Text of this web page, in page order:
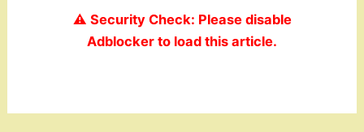
⚠️ Security Check: Please disable
Adblocker to load this article.